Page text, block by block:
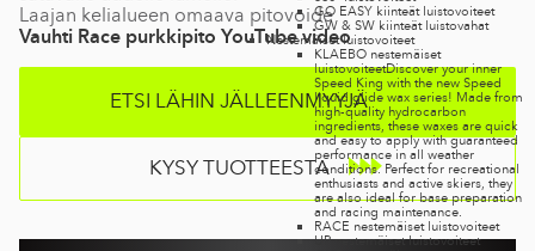
GO EASY kiinteät luistovoiteet
GW & SW kiinteät luistovahat
Nestemäiset luistovoiteet
KLAEBO nestemäiset
luistovoiteetDiscover your inner
Speed King with the new Speed
liquid glide wax series! Made from
high-quality hydrocarbon
ingredients, these waxes are quick
and easy to apply with guaranteed
performance in all weather
conditions. Perfect for recreational
enthusiasts and active skiers, they
are also ideal for base preparation
and racing maintenance.
RACE nestemäiset luistovoiteet
UP nestemäiset luistovoiteet
Laajan kelialueen omaava pitovoide
Vauhti Race purkkipito YouTube video
ETSI LÄHIN JÄLLEENMYYJÄ
KYSY TUOTTEESTA